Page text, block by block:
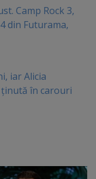
Camp Rock 3,
din Futurama,
iar Alicia
în carouri